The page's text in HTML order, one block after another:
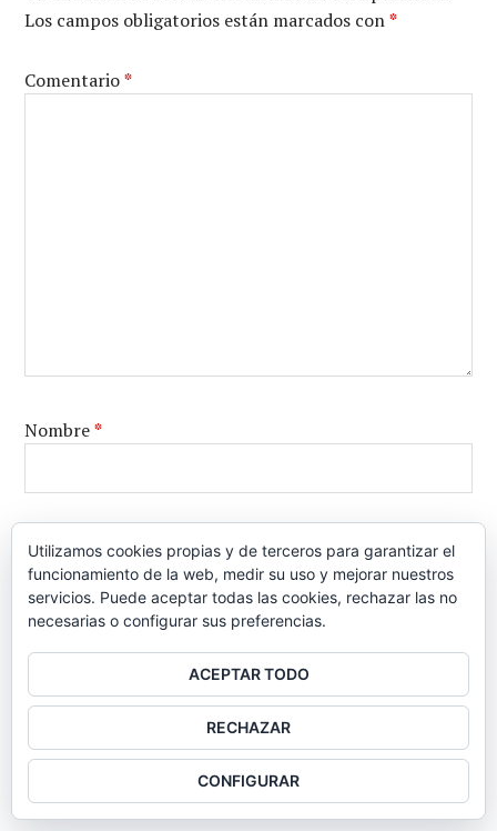
Los campos obligatorios están marcados con*
Comentario*
Nombre*
Correo electrónico
Web
Utilizamos cookies propias y de terceros para garantizar el
funcionamiento de la web, medir su uso y mejorar nuestros
servicios. Puede aceptar todas las cookies, rechazar las no
necesarias o configurar sus preferencias.
ACEPTAR TODO
RECHAZAR
CONFIGURAR